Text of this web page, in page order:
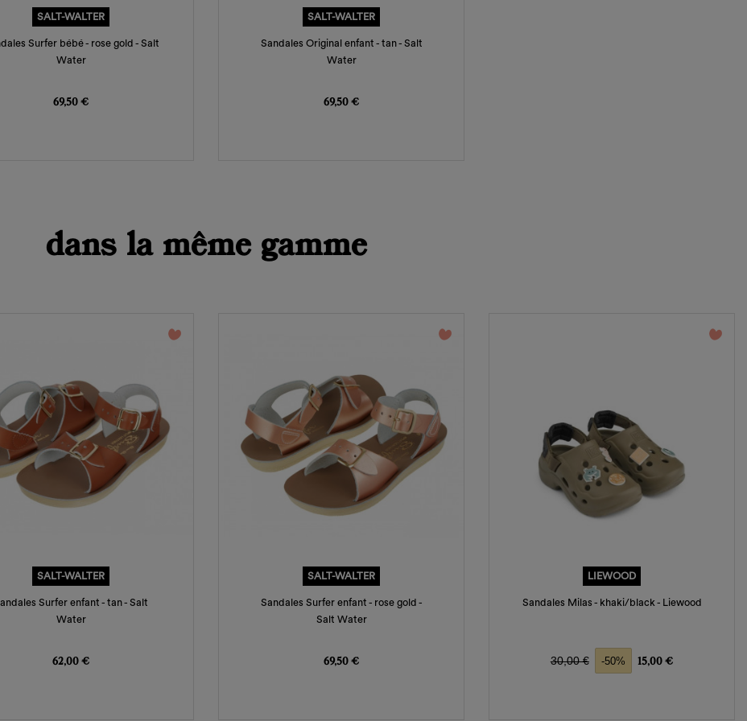
SALT-WALTER
Surfer bébé - rose gold - Salt
Water
69,50 €
SALT-WALTER
Sandales Original enfant - tan - Salt
Water
69,50 €
dans la même gamme
favorite_border
SALT-WALTER
Surfer enfant - tan - Salt
Water
62,00 €
favorite_border
SALT-WALTER
Sandales Surfer enfant - rose gold -
Salt Water
69,50 €
favorite_border
LIEWOOD
Sandales Milas - khaki/black - Liewood
Prix de base
30,00 € -50% 15,00 €